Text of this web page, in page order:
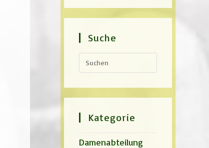
Suche
Kategorie
Damenabteilung